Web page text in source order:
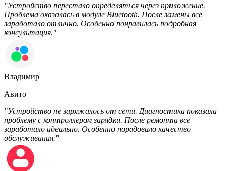
"Устройство перестало определяться через приложение.
Проблема оказалась в модуле Bluetooth. После замены все
заработало отлично. Особенно понравилась подробная
консультация."
Владимир
Авито
"Устройство не заряжалось от сети. Диагностика показала
проблему с контроллером зарядки. После ремонта все
заработало идеально. Особенно порадовало качество
обслуживания."